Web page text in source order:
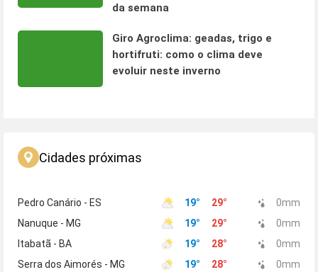
da semana
Giro Agroclima: geadas, trigo e
hortifruti: como o clima deve
evoluir neste inverno
Cidades próximas
Pedro Canário - ES 19° 29° 0mm
Nanuque - MG
19° 29° 0mm
Itabatã - BA
19° 28° 0mm
Serra dos Aimorés - MG
19° 28° 0mm